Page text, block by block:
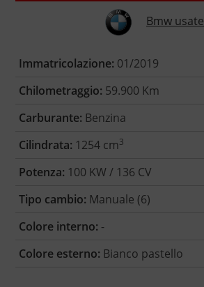
Bmw usate
Immatricolazione: 01/2019
Chilometraggio: 59.900 Km
Carburante: Benzina
Cilindrata: 1254 cm3
Potenza: 100 KW / 136 CV
Tipo cambio: Manuale (6)
Colore interno: -
Colore esterno: Bianco pastello